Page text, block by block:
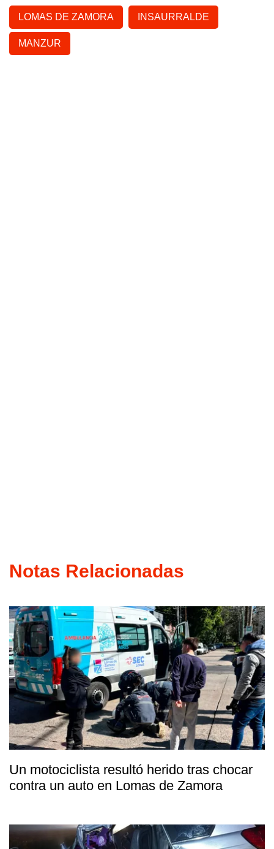
LOMAS DE ZAMORA INSAURRALDE
MANZUR
Notas Relacionadas
Un motociclista resultó herido tras chocar
contra un auto en Lomas de Zamora